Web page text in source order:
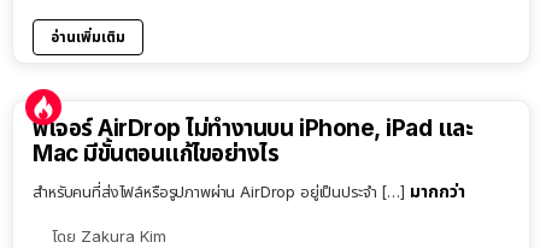
อ่านเพิ่มเติม
ฟีเจอร์ AirDrop ไม่ทำงานบน iPhone, iPad และ
Mac มีขั้นตอนแก้ไขอย่างไร
สำหรับคนที่ส่งไฟล์หรือรูปภาพผ่าน AirDrop อยู่เป็นประจำ […] มากกว่า
โดย Zakura Kim